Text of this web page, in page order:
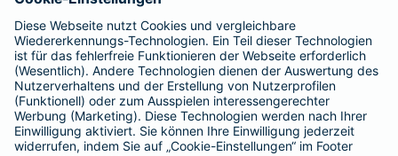
Barmenia ist Teil der BarmeniaGothaer
BELIEBTE SEITEN
Kranken-Zusatzversicherung
Tierversicherungen
Haftpflichtversicherung
Hausratversicherung